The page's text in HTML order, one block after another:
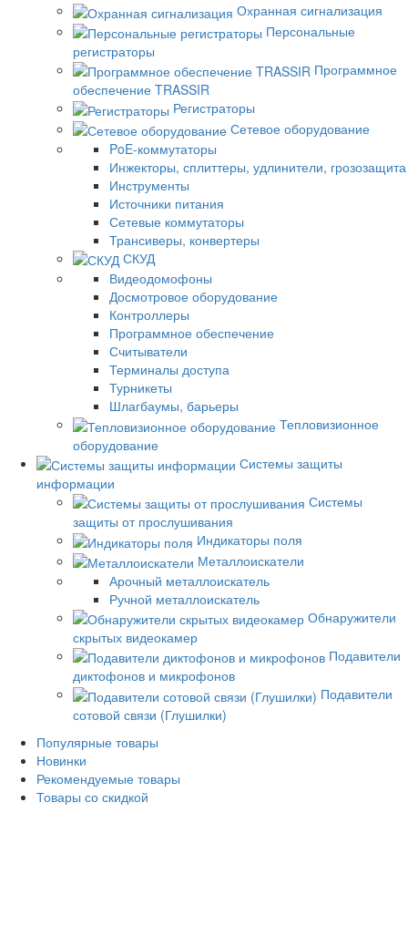
Охранная сигнализация
Персональные
регистраторы
Программное
обеспечение TRASSIR
Регистраторы
Сетевое оборудование
PoE-коммутаторы
Инжекторы, сплиттеры, удлинители, грозозащита
Инструменты
Источники питания
Сетевые коммутаторы
Трансиверы, конвертеры
СКУД
Видеодомофоны
Досмотровое оборудование
Контроллеры
Программное обеспечение
Считыватели
Терминалы доступа
Турникеты
Шлагбаумы, барьеры
Тепловизионное
оборудование
Системы защиты
информации
Системы
защиты от прослушивания
Индикаторы поля
Металлоискатели
Арочный металлоискатель
Ручной металлоискатель
Обнаружители
скрытых видеокамер
Подавители
диктофонов и микрофонов
Подавители
сотовой связи (Глушилки)
Популярные товары
Новинки
Рекомендуемые товары
Товары со скидкой